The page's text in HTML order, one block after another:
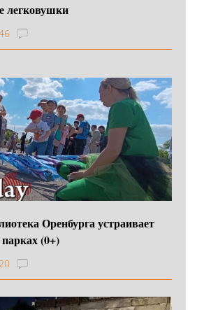
легковушки
Оренбурга устраивает
(0+)